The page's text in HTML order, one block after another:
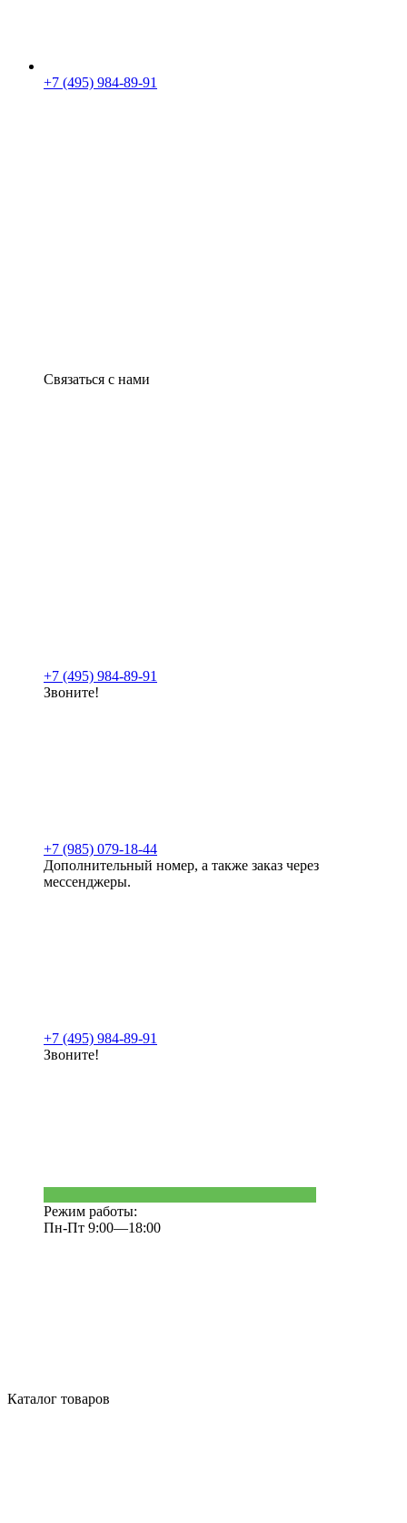
+7 (495) 984-89-91
Связаться с нами
+7 (495) 984-89-91
Звоните!
+7 (985) 079-18-44
Дополнительный номер, а также заказ через
мессенджеры.
+7 (495) 984-89-91
Звоните!
Режим работы:
Пн-Пт 9:00—18:00
Каталог товаров